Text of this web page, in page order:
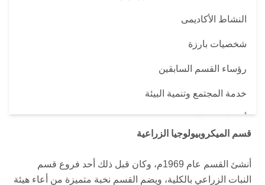
النشاط الأكاديمى
شخصيات بارزة
رؤساء القسم السابقين
خدمة المجتمع وتنمية البيئة
أعضاء هيئة التدريس
قسم الميكروبيولوجيا الزراعية
أنشئ القسم عام 1969م، وكان قبل ذلك أحد فروع قسم
النبات الزراعي بالكلية، ويضم القسم نخبة متميزة من أعاء هيئة